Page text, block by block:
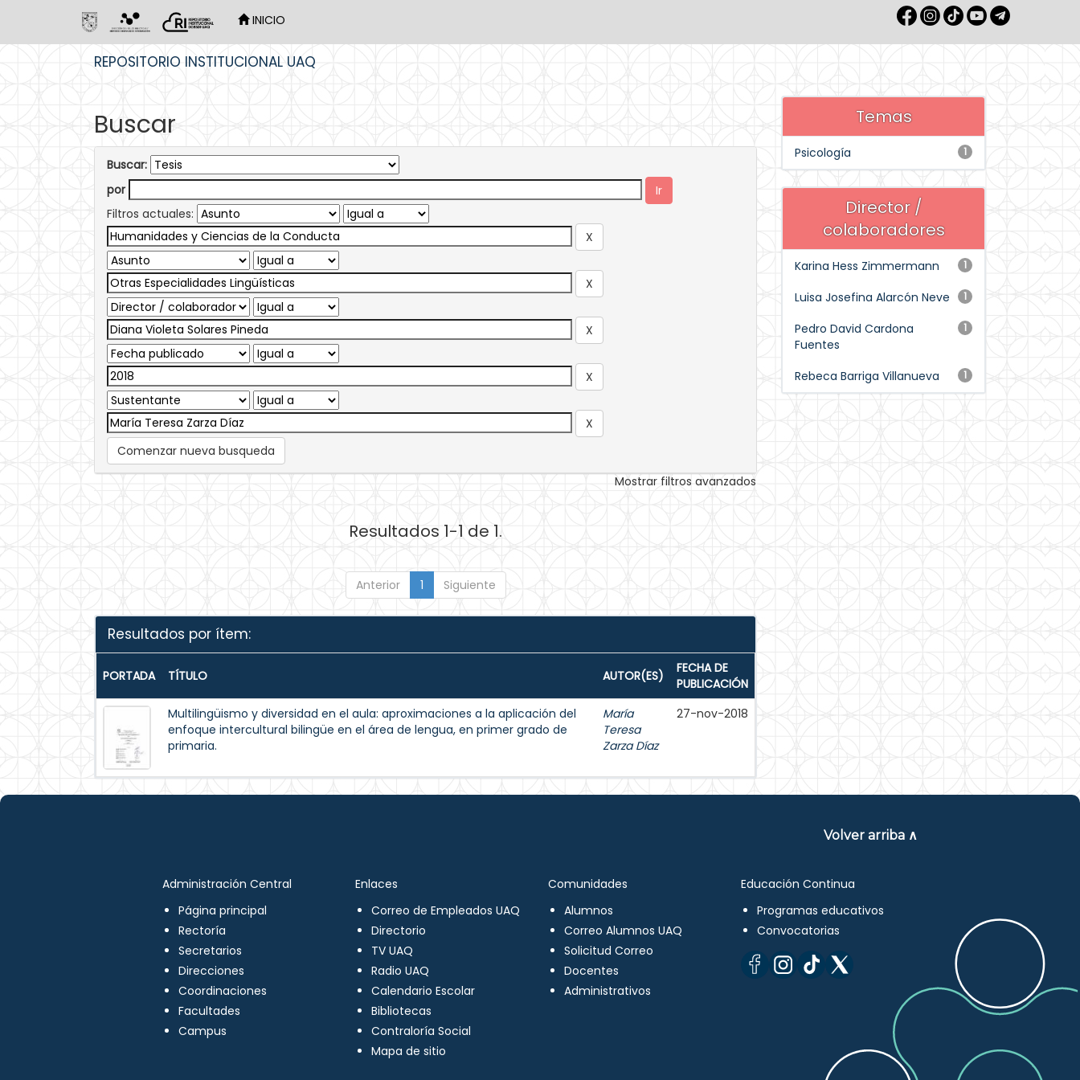
INICIO
REPOSITORIO INSTITUCIONAL UAQ
Buscar
Buscar:
por
Filtros actuales:
Comenzar nueva busqueda
Mostrar filtros avanzados
Resultados 1-1 de 1.
Anterior 1 Siguiente
Resultados por ítem:
PORTADA TÍTULO AUTOR(ES)
FECHA DE
PUBLICACIÓN
Multilingüismo y diversidad en el aula: aproximaciones a la aplicación del
enfoque intercultural bilingüe en el área de lengua, en primer grado de
primaria.
María
Teresa
Zarza Díaz
27-nov-2018
Temas
1
Psicología
Director /
colaboradores
1
Karina Hess Zimmermann
1
Luisa Josefina Alarcón Neve
1
Pedro David Cardona
Fuentes
1
Rebeca Barriga Villanueva
Volver arriba ∧
Administración Central
Página principal
Rectoría
Secretarios
Direcciones
Coordinaciones
Facultades
Campus
Enlaces
Correo de Empleados UAQ
Directorio
TV UAQ
Radio UAQ
Calendario Escolar
Bibliotecas
Contraloría Social
Mapa de sitio
Comunidades
Alumnos
Correo Alumnos UAQ
Solicitud Correo
Docentes
Administrativos
Educación Continua
Programas educativos
Convocatorias